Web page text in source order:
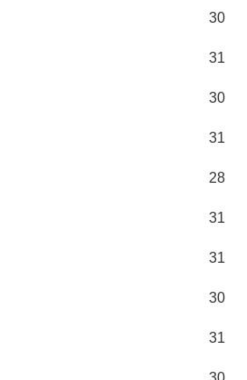
30
31
30
31
28
31
31
30
31